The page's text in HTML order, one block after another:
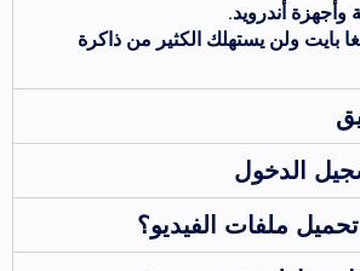
أندرويد.
التطبيق 20 ميغا بايت ولن يستهلك الكثير من ذاكرة
الدخول
ملفات الفيديو؟